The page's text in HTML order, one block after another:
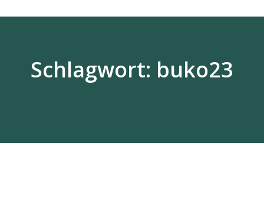
Schlagwort: buko23